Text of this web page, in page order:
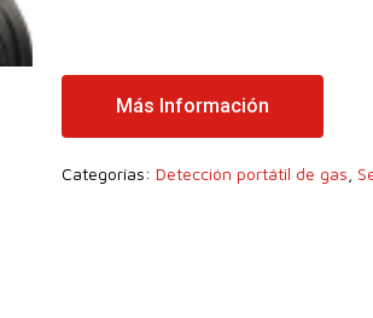
Más Información
Categorías: Detección portátil de gas